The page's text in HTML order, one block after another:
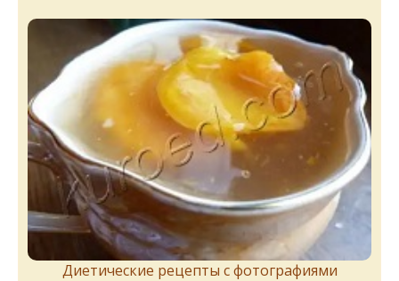
Диетические рецепты с фотографиями